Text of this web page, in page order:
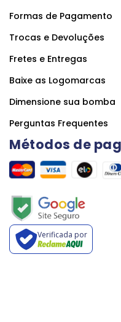
Formas de Pagamento
Trocas e Devoluções
Fretes e Entregas
Baixe as Logomarcas
Dimensione sua bomba
Perguntas Frequentes
Métodos de
Verificada por